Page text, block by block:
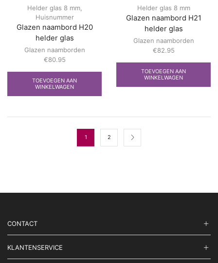
Helder glas 8 mm,
Huisnummer
Glazen naambord H20
helder glas
Glazen naamborden
€80.95
TOEVOEGEN AAN
WINKELWAGEN
Helder glas 8 mm
Glazen naambord H21
helder glas
Glazen naamborden
€82.95
TOEVOEGEN AAN
WINKELWAGEN
1 2
CONTACT
KLANTENSERVICE